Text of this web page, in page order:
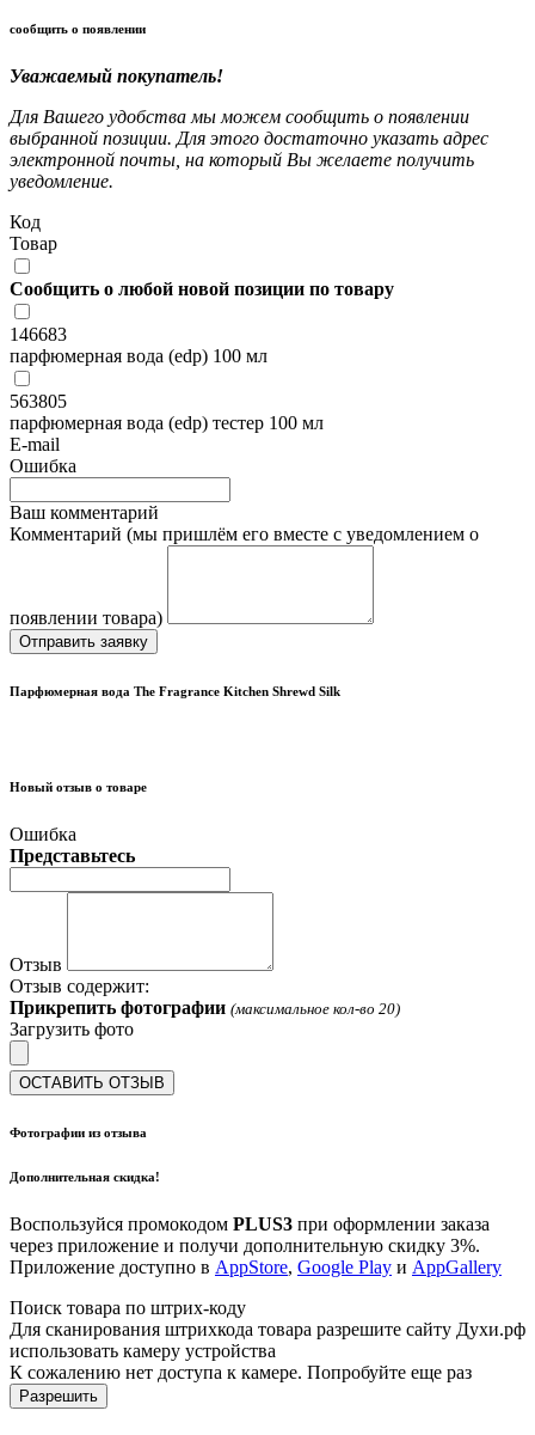
сообщить о появлении
Уважаемый покупатель!
Для Вашего удобства мы можем сообщить о появлении
выбранной позиции. Для этого достаточно указать адрес
электронной почты, на который Вы желаете получить
уведомление.
Код
Товар
Сообщить о любой новой позиции по товару
146683
парфюмерная вода (edp) 100 мл
563805
парфюмерная вода (edp) тестер 100 мл
E-mail
Ошибка
Ваш комментарий
Комментарий (мы пришлём его вместе с уведомлением о
появлении товара)
Отправить заявку
Парфюмерная вода The Fragrance Kitchen Shrewd Silk
Новый отзыв о товаре
Ошибка
Представьтесь
Отзыв
Отзыв содержит:
Прикрепить фотографии (максимальное кол-во 20)
Загрузить фото
ОСТАВИТЬ ОТЗЫВ
Фотографии из отзыва
Дополнительная скидка!
Воспользуйся промокодом PLUS3 при оформлении заказа
через приложение и получи дополнительную скидку 3%.
Приложение доступно в AppStore, Google Play и AppGallery
Поиск товара по штрих-коду
Для сканирования штрихкода товара разрешите сайту Духи.рф
использовать камеру устройства
К сожалению нет доступа к камере. Попробуйте еще раз
Разрешить